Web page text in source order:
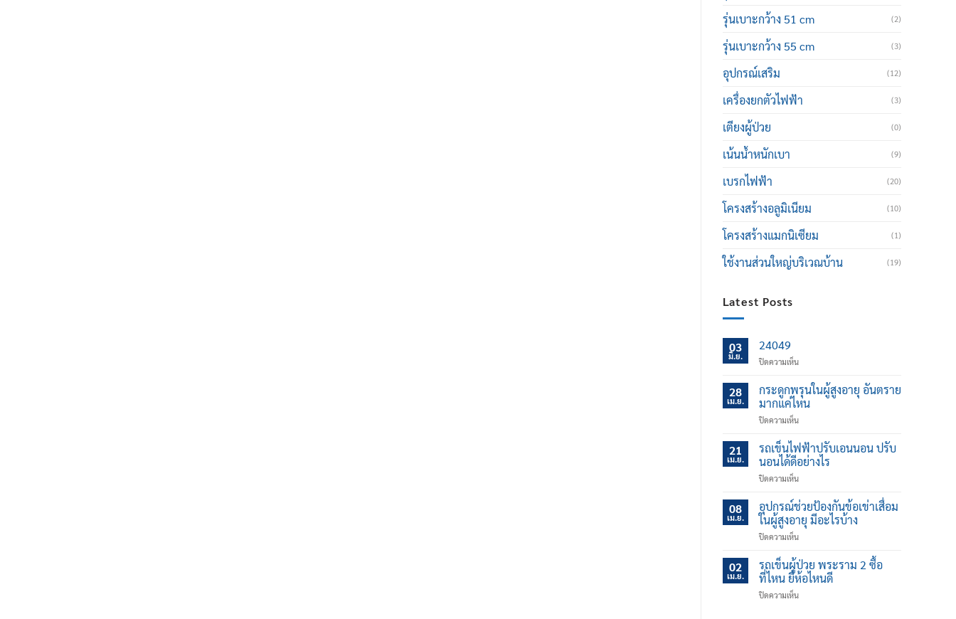
รุ่นเบาะกว้าง 51 cm (2)
รุ่นเบาะกว้าง 55 cm (3)
อุปกรณ์เสริม (12)
เครื่องยกตัวไฟฟ้า (3)
เตียงผู้ป่วย (0)
เน้นน้ำหนักเบา (9)
เบรกไฟฟ้า (20)
โครงสร้างอลูมิเนียม (10)
โครงสร้างแมกนิเซียม (1)
ใช้งานส่วนใหญ่บริเวณบ้าน (19)
Latest Posts
03
มิ.ย.
24049
ปิดความเห็นบน
28
เม.ย.
กระดูกพรุนในผู้สูงอายุ อันตราย
มากแค่ไหน
ปิดความเห็นบน
พรุน
ใน
ผู้
สูง
อันตราย
มาก
แค่
ไหน
21
เม.ย.
รถเข็นไฟฟ้าปรับเอนนอน ปรับ
นอนได้ดีอย่างไร
ปิดความเห็นบน
เข็น
ไฟฟ้า
ปรับ
เอน
ปรับ
นอน
ดี
08
เม.ย.
อุปกรณ์ช่วยป้องกันข้อเข่าเสื่อม
ในผู้สูงอายุ มีอะไรบ้าง
ปิดความเห็นบน
ช่วย
ป้องกัน
ข้อ
เข่า
02
เม.ย.
รถเข็นผู้ป่วย พระราม 2 ซื้อ
ที่ไหน ยี่ห้อไหนดี
ปิดความเห็นบน